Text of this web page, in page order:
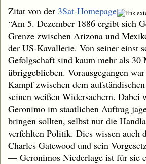
Zitat von der 3Sat-Homepage
“Am 5. Dezember 1886 ergibt sich
Grenze zwischen Arizona und
der US-Kavallerie. Von seiner einst
Gefolgschaft sind kaum mehr als 30
übriggeblieben. Vorausgegangen
Kampf zwischen dem
seinen weißen Widersachern. Dabei
Geronimo im staatlichen Auftrag
bringen sollten, selbst nur die
verfehlten Politik. Dies wissen auch
Charles Gatewood und sein
— Geronimos Niederlage ist für sie